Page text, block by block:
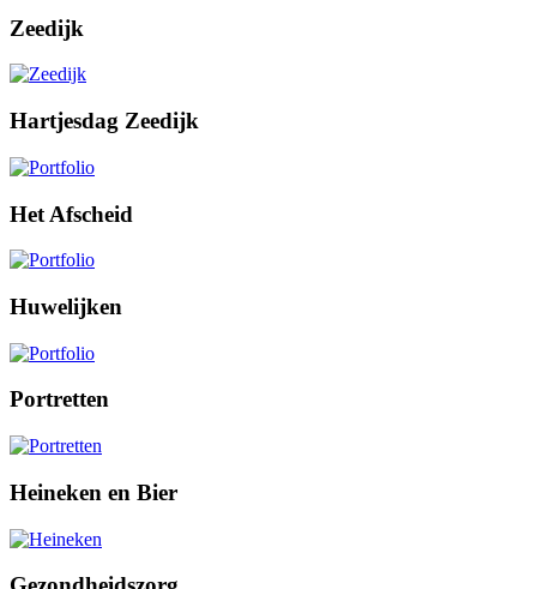
Zeedijk
Hartjesdag Zeedijk
Het Afscheid
Huwelijken
Portretten
Heineken en Bier